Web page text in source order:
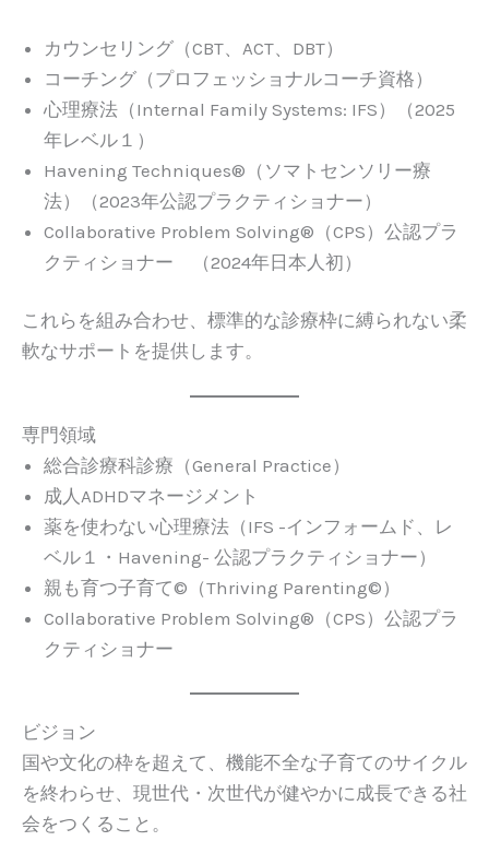
カウンセリング（CBT、ACT、DBT）
コーチング（プロフェッショナルコーチ資格）
心理療法（Internal Family Systems: IFS）（2025
年レベル１）
Havening Techniques®（ソマトセンソリー療
法）（2023年公認プラクティショナー）
Collaborative Problem Solving®（CPS）公認プラ
クティショナー （2024年日本人初）
これらを組み合わせ、標準的な診療枠に縛られない柔
軟なサポートを提供します。
専門領域
総合診療科診療（General Practice）
成人ADHDマネージメント
薬を使わない心理療法（IFS -インフォームド、レ
ベル１・Havening- 公認プラクティショナー）
親も育つ子育て©️（Thriving Parenting©️）
Collaborative Problem Solving®（CPS）公認プラ
クティショナー
ビジョン
国や文化の枠を超えて、機能不全な子育てのサイクル
を終わらせ、現世代・次世代が健やかに成長できる社
会をつくること。